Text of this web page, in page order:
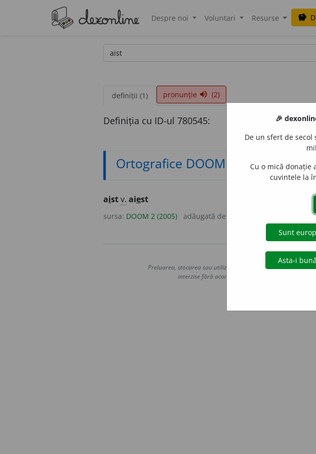
Despre noi Voluntari Resurse savings
definiții (1) pronunție volume_up (2)
Definiția cu ID-ul 780545:
Ortografice DOOM
aistv. aiest
sursa: DOOM 2 (2005) adăugată de
Copyright © 2004-
Preluarea, stocarea sau utilizarea datelor de pe acest site,
interzise fără acordul nostru prealabil scris, cu
🎉
De un sfert de
Cu o mică donație
cuvintele la